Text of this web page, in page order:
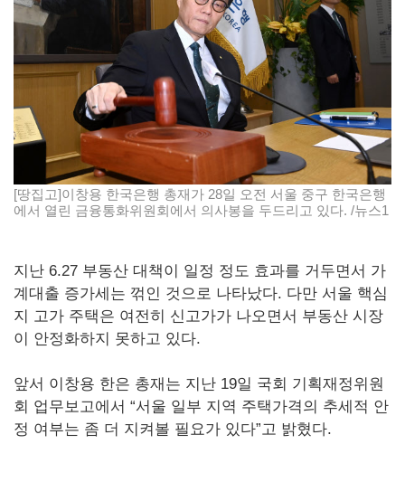
[땅집고]이창용 한국은행 총재가 28일 오전 서울 중구 한국은행
에서 열린 금융통화위원회에서 의사봉을 두드리고 있다. /뉴스1
지난 6.27 부동산 대책이 일정 정도 효과를 거두면서 가
계대출 증가세는 꺾인 것으로 나타났다. 다만 서울 핵심
지 고가 주택은 여전히 신고가가 나오면서 부동산 시장
이 안정화하지 못하고 있다.
앞서 이창용 한은 총재는 지난 19일 국회 기획재정위원
회 업무보고에서 “서울 일부 지역 주택가격의 추세적 안
정 여부는 좀 더 지켜볼 필요가 있다”고 밝혔다.